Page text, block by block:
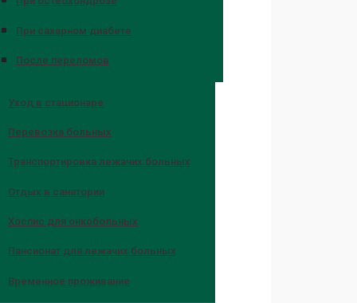
При сахарном диабете
После переломов
Уход в стационаре
Перевозка больных
Транспортировка лежачих больных
Отдых в санатории
Хоспис для онкобольных
Пансионат для лежачих больных
Временное проживание